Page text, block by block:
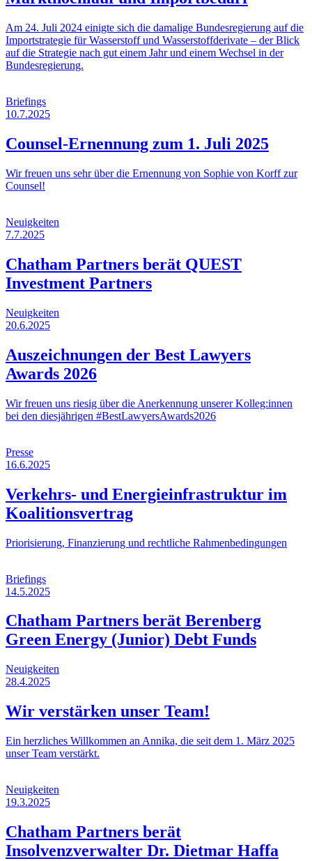
Am 24. Juli 2024 einigte sich die damalige Bundesregierung auf die
Importstrategie für Wasserstoff und Wasserstoffderivate – der Blick
auf die Strategie nach gut einem Jahr und einem Wechsel in der
Bundesregierung.
Briefings
10.7.2025
Counsel-Ernennung zum 1. Juli 2025
Wir freuen uns sehr über die Ernennung von Sophie von Korff zur
Counsel!
Neuigkeiten
7.7.2025
Chatham Partners berät QUEST
Investment Partners
Neuigkeiten
20.6.2025
Auszeichnungen der Best Lawyers
Awards 2026
Wir freuen uns riesig über die Anerkennung unserer Kolleg:innen
bei den diesjährigen #BestLawyersAwards2026
Presse
16.6.2025
Verkehrs- und Energieinfrastruktur im
Koalitionsvertrag
Priorisierung, Finanzierung und rechtliche Rahmenbedingungen
Briefings
14.5.2025
Chatham Partners berät Berenberg
Green Energy (Junior) Debt Funds
Neuigkeiten
28.4.2025
Wir verstärken unser Team!
Ein herzliches Willkommen an Annika, die seit dem 1. März 2025
unser Team verstärkt.
Neuigkeiten
19.3.2025
Chatham Partners berät
Insolvenzverwalter Dr. Dietmar Haffa